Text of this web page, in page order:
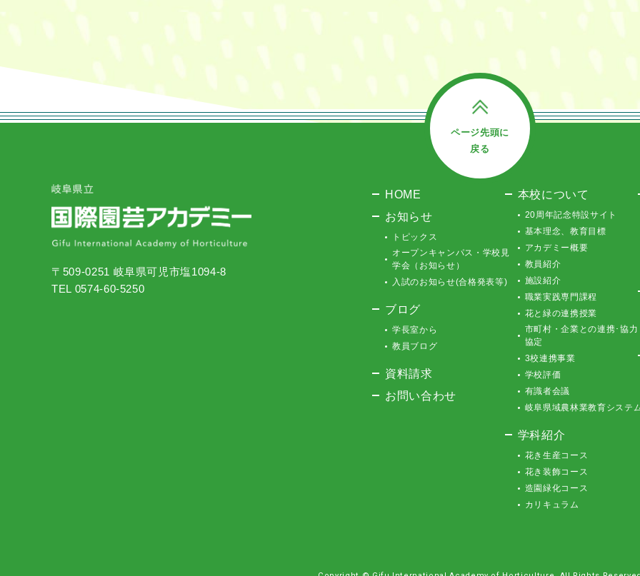
ページ先頭に
戻る
〒509-0251 岐阜県可児市塩1094-8
TEL 0574-60-5250
HOME
お知らせ
トピックス
オープンキャンパス・学校見
学会（お知らせ）
入試のお知らせ(合格発表等)
ブログ
学長室から
教員ブログ
資料請求
お問い合わせ
本校について
20周年記念特設サイト
基本理念、教育目標
アカデミー概要
教員紹介
施設紹介
職業実践専門課程
花と緑の連携授業
市町村・企業との連携･協力
協定
3校連携事業
学校評価
有識者会議
岐阜県域農林業教育システ
学科紹介
花き生産コース
花き装飾コース
造園緑化コース
カリキュラム